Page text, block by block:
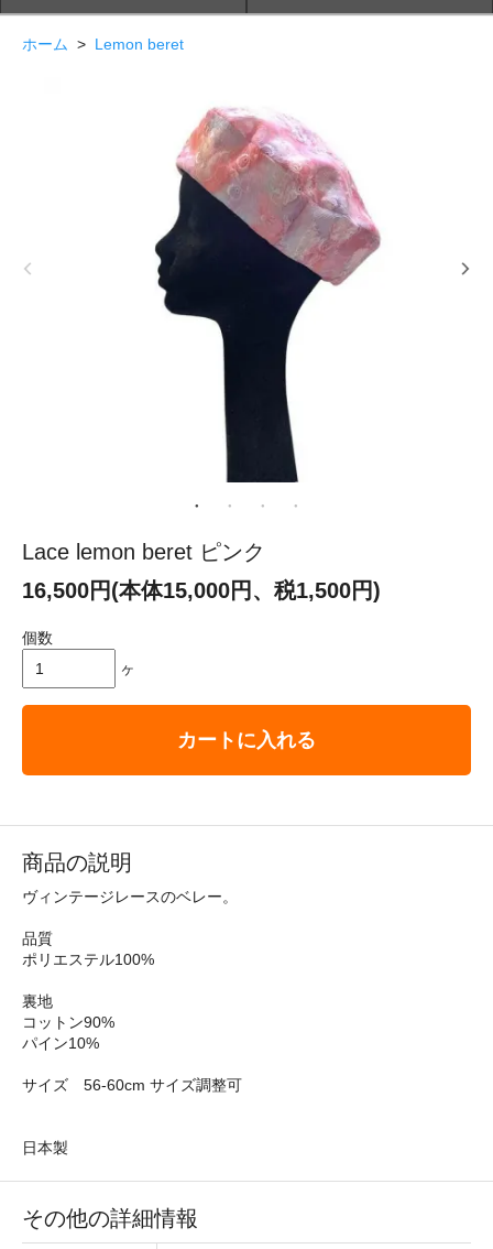
ホーム > Lemon beret
Lace lemon beret ピンク
16,500円(本体15,000円、税1,500円)
個数
ヶ
カートに入れる
商品の説明
ヴィンテージレースのベレー。
品質
ポリエステル100%
裏地
コットン90%
パイン10%
サイズ 56-60cm サイズ調整可
日本製
その他の詳細情報